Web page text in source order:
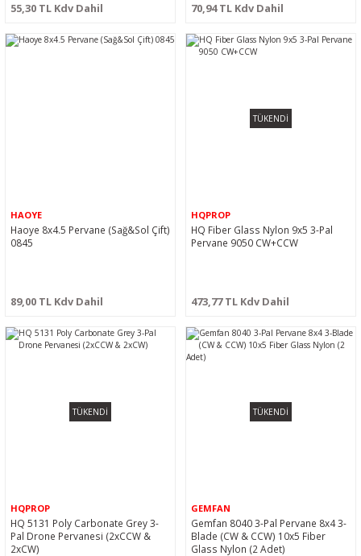
55,30 TL Kdv Dahil 70,94 TL Kdv Dahil
HAOYE
Haoye 8x4.5 Pervane (Sağ&Sol Çift)
0845
89,00 TL Kdv Dahil
TÜKENDİ
HQPROP
HQ Fiber Glass Nylon 9x5 3-Pal
Pervane 9050 CW+CCW
473,77 TL Kdv Dahil
TÜKENDİ
HQPROP
HQ 5131 Poly Carbonate Grey 3-
Pal Drone Pervanesi (2xCCW &
2xCW)
TÜKENDİ
GEMFAN
Gemfan 8040 3-Pal Pervane 8x4 3-
Blade (CW & CCW) 10x5 Fiber
Glass Nylon (2 Adet)